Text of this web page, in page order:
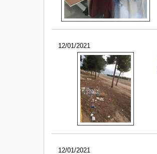
12/01/2021
12/01/2021